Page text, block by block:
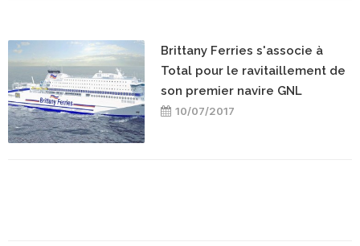
Brittany Ferries s'associe à
Total pour le ravitaillement de
son premier navire GNL
10/07/2017